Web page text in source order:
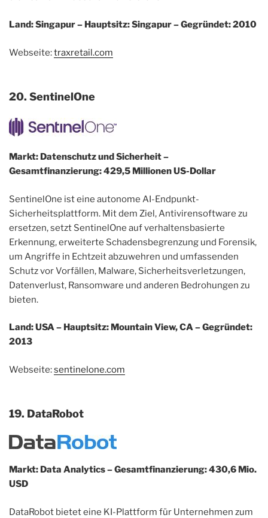
Land: Singapur – Hauptsitz: Singapur – Gegründet: 2010
Webseite:traxretail.com
20. SentinelOne
Markt: Datenschutz und Sicherheit –
Gesamtfinanzierung: 429,5 Millionen US-Dollar
SentinelOne ist eine autonome AI-Endpunkt-
Sicherheitsplattform. Mit dem Ziel, Antivirensoftware zu
ersetzen, setzt SentinelOne auf verhaltensbasierte
Erkennung, erweiterte Schadensbegrenzung und Forensik,
um Angriffe in Echtzeit abzuwehren und umfassenden
Schutz vor Vorfällen, Malware, Sicherheitsverletzungen,
Datenverlust, Ransomware und anderen Bedrohungen zu
bieten.
Land: USA – Hauptsitz: Mountain View, CA – Gegründet:
2013
Webseite:sentinelone.com
19. DataRobot
Markt: Data Analytics – Gesamtfinanzierung: 430,6 Mio.
USD
DataRobot bietet eine KI-Plattform für Unternehmen zum